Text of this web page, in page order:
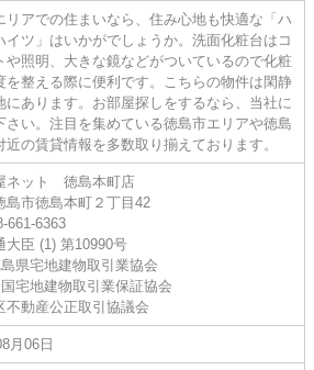
リアでの住まいなら、住み心地も快適な「ハ
イツ」はいかがでしょうか。洗面化粧台はコ
や照明、大きな鏡などがついているので化粧
を整える際に便利です。こちらの物件は閑静
にあります。お部屋探しをするなら、当社に
さい。注目を集めている徳島市エリアや徳島
近の賃貸情報を多数取り揃えております。
ネット 徳島本町店
島市徳島本町２丁目42
661-6363
大臣 (1) 第10990号
県宅地建物取引業協会
宅地建物取引業保証協会
不動産公正取引協議会
月06日